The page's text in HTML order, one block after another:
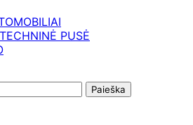
PUSĖ